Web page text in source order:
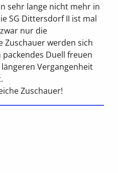
sehr lange nicht mehr in
SG Dittersdorf II ist mal
nur die
Zuschauer werden sich
Duell freuen
Vergangenheit
Zuschauer!